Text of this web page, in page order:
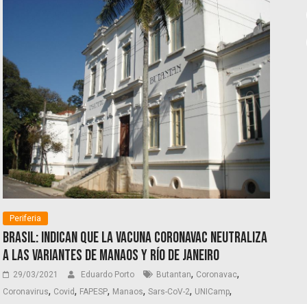
Periferia
Brasil: indican que la vacuna CoronaVac neutraliza
a las variantes de Manaos y Río de Janeiro
29/03/2021 Eduardo Porto Butantan, Coronavac,
Coronavirus, Covid, FAPESP, Manaos,Sars-CoV-2, UNICamp,